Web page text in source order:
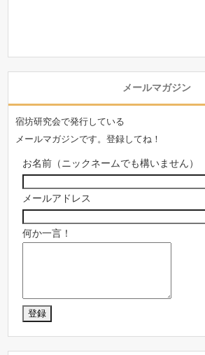
メールマガジン
宿坊研究会で発行している
メールマガジンです。登録してね！
お名前（ニックネームでも構いません）
メールアドレス
何か一言！